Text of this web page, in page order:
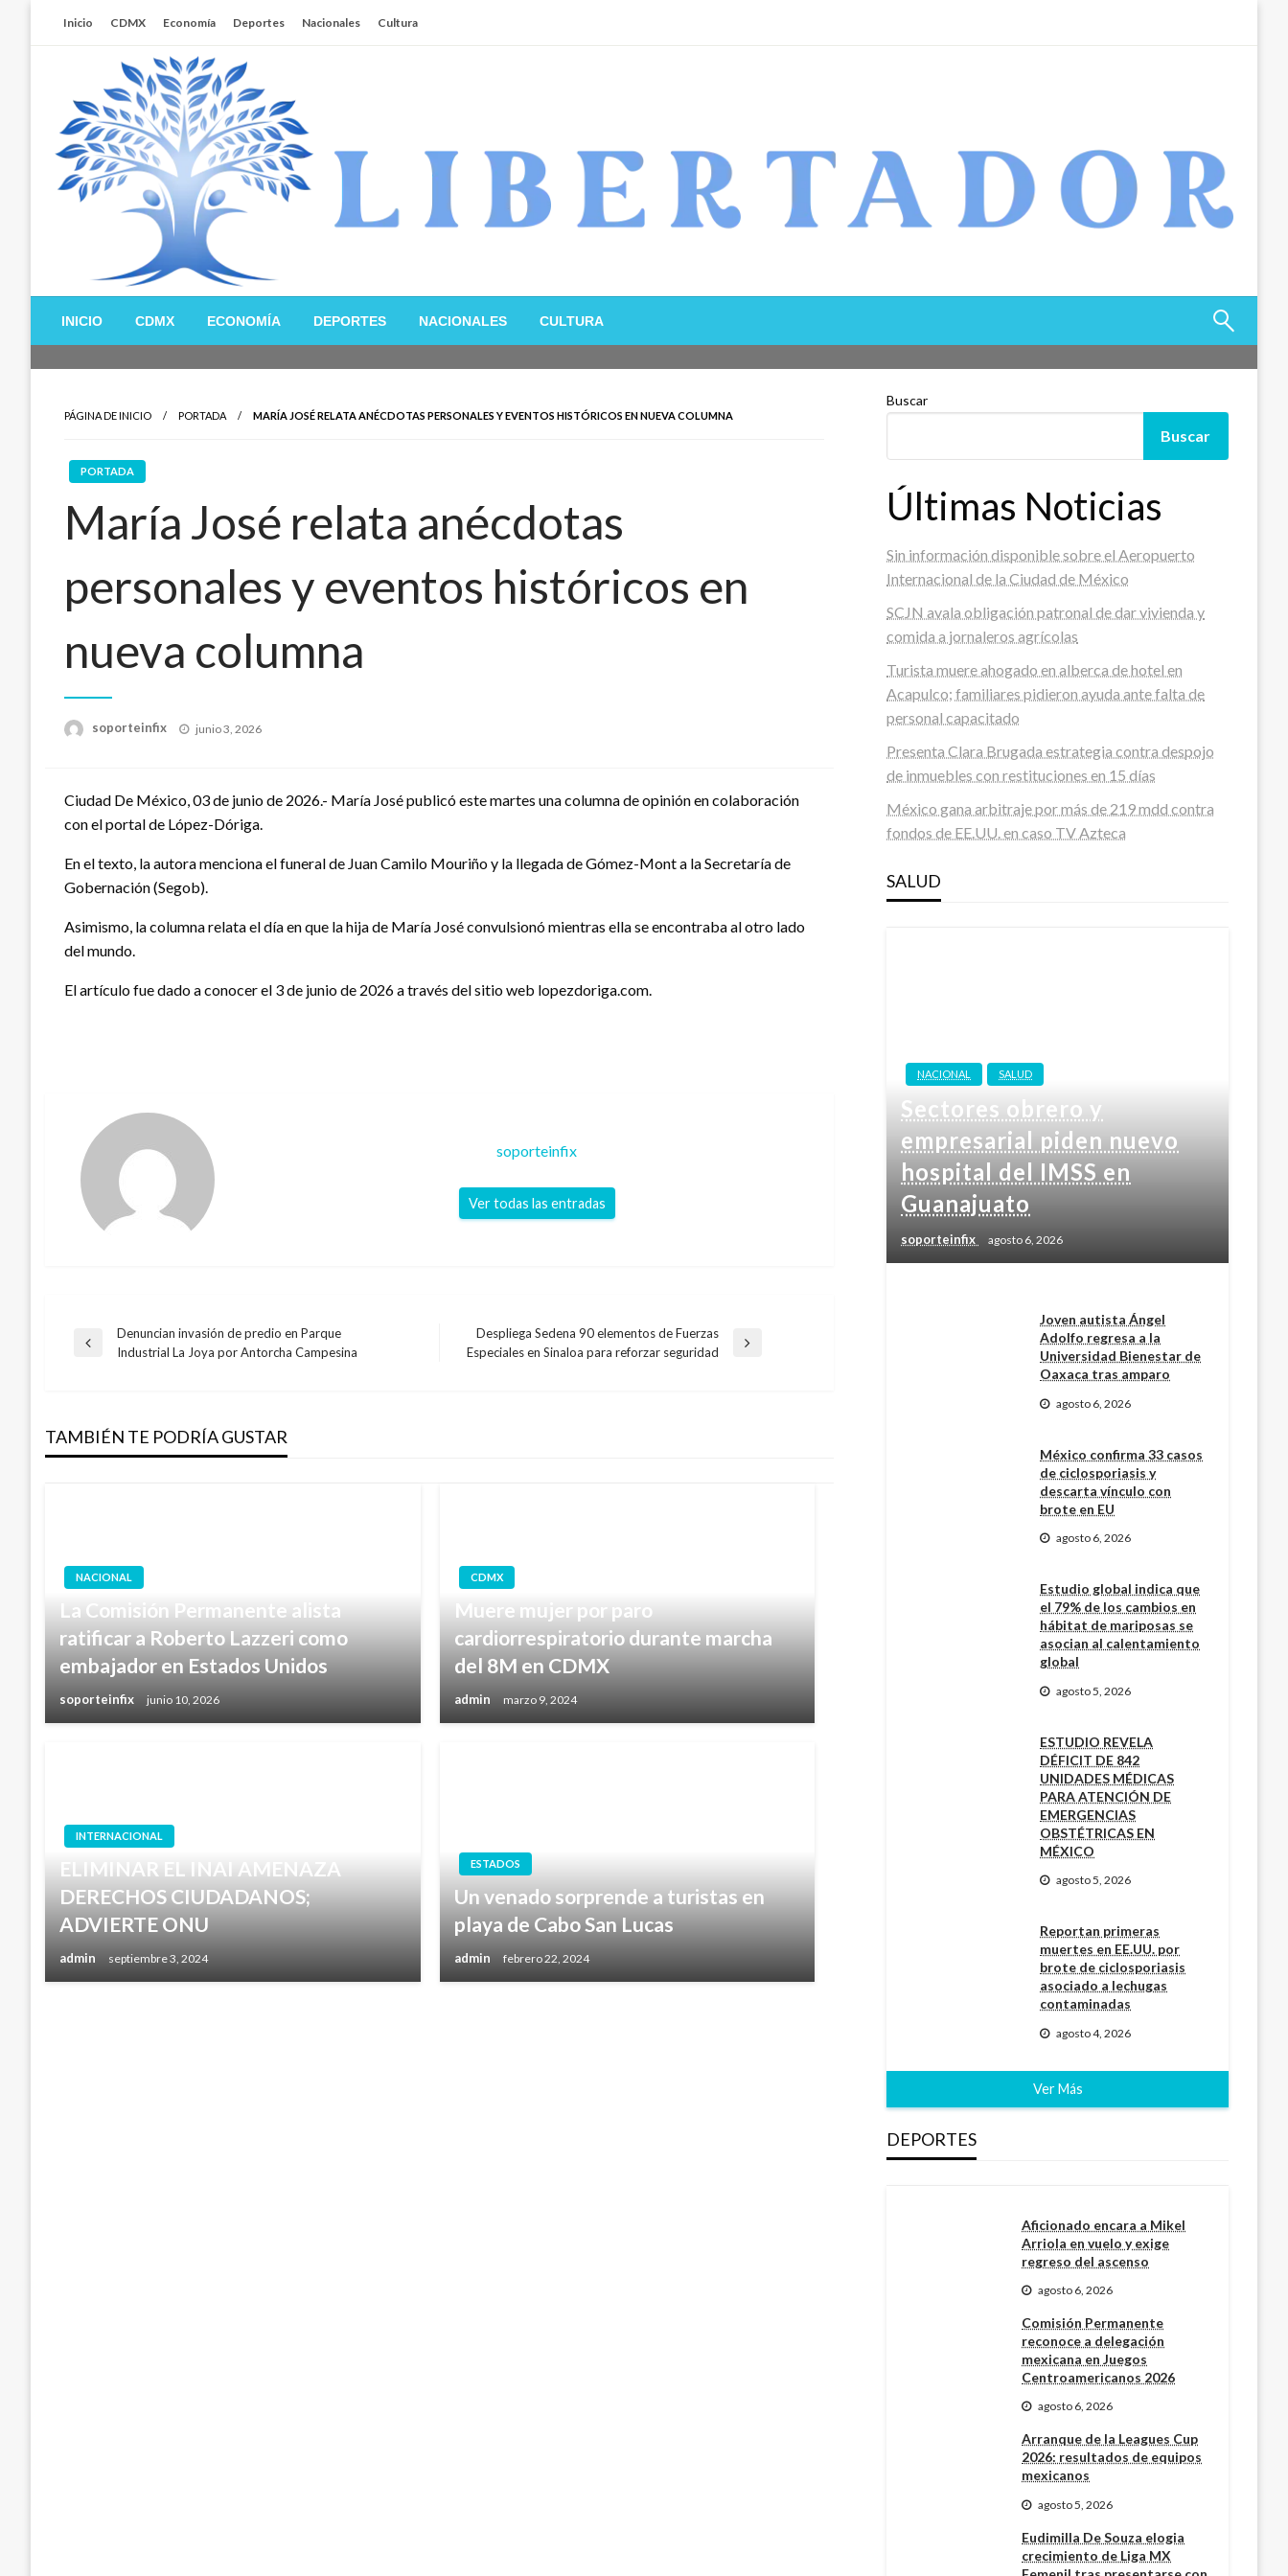
Inicio CDMX Economía Deportes Nacionales Cultura
Libertador MX
INICIO CDMX ECONOMÍA DEPORTES NACIONALES CULTURA
PÁGINA DE INICIO PORTADA MARÍA JOSÉ RELATA ANÉCDOTAS PERSONALES Y EVENTOS HISTÓRICOS EN NUEVA COLUMNA
PORTADA
María José relata anécdotas
personales y eventos históricos en
nueva columna
soporteinfix
Publicado
junio 3, 2026
Ciudad De México, 03 de junio de 2026.- María José publicó este martes una columna de opinión en colaboración
con el portal de López-Dóriga.
En el texto, la autora menciona el funeral de Juan Camilo Mouriño y la llegada de Gómez-Mont a la Secretaría de
Gobernación (Segob).
Asimismo, la columna relata el día en que la hija de María José convulsionó mientras ella se encontraba al otro lado
del mundo.
El artículo fue dado a conocer el 3 de junio de 2026 a través del sitio web lopezdoriga.com.
soporteinfix
Ver todas las entradas
Navegación
entradas
Entrada
Denuncian invasión de predio en Parque
Industrial La Joya por Antorcha Campesina
Entrada
Despliega Sedena 90 elementos de Fuerzas
Especiales en Sinaloa para reforzar seguridad
TAMBIÉN TE PODRÍA GUSTAR
NACIONAL
La Comisión Permanente alista
ratificar a Roberto Lazzeri como
embajador en Estados Unidos
soporteinfix junio 10, 2026
CDMX
Muere mujer por paro
cardiorrespiratorio durante marcha
del 8M en CDMX
admin marzo 9, 2024
INTERNACIONAL
ELIMINAR EL INAI AMENAZA
DERECHOS CIUDADANOS;
ADVIERTE ONU
admin septiembre 3, 2024
ESTADOS
Un venado sorprende a turistas en
playa de Cabo San Lucas
admin febrero 22, 2024
Buscar
Buscar
Últimas Noticias
Sin información disponible sobre el Aeropuerto
Internacional de la Ciudad de México
SCJN avala obligación patronal de dar vivienda y
comida a jornaleros agrícolas
Turista muere ahogado en alberca de hotel en
Acapulco; familiares pidieron ayuda ante falta de
personal capacitado
Presenta Clara Brugada estrategia contra despojo
de inmuebles con restituciones en 15 días
México gana arbitraje por más de 219 mdd contra
fondos de EE.UU. en caso TV Azteca
SALUD
NACIONAL SALUD
Sectores obrero y
empresarial piden nuevo
hospital del IMSS en
Guanajuato
soporteinfix agosto 6, 2026
Joven autista Ángel
Adolfo regresa a la
Universidad Bienestar de
Oaxaca tras amparo
agosto 6, 2026
México confirma 33 casos
de ciclosporiasis y
descarta vínculo con
brote en EU
agosto 6, 2026
Estudio global indica que
el 79% de los cambios en
hábitat de mariposas se
asocian al calentamiento
global
agosto 5, 2026
ESTUDIO REVELA
DÉFICIT DE 842
UNIDADES MÉDICAS
PARA ATENCIÓN DE
EMERGENCIAS
OBSTÉTRICAS EN
MÉXICO
agosto 5, 2026
Reportan primeras
muertes en EE.UU. por
brote de ciclosporiasis
asociado a lechugas
contaminadas
agosto 4, 2026
Ver Más
DEPORTES
Aficionado encara a Mikel
Arriola en vuelo y exige
regreso del ascenso
agosto 6, 2026
Comisión Permanente
reconoce a delegación
mexicana en Juegos
Centroamericanos 2026
agosto 6, 2026
Arranque de la Leagues Cup
2026: resultados de equipos
mexicanos
agosto 5, 2026
Eudimilla De Souza elogia
crecimiento de Liga MX